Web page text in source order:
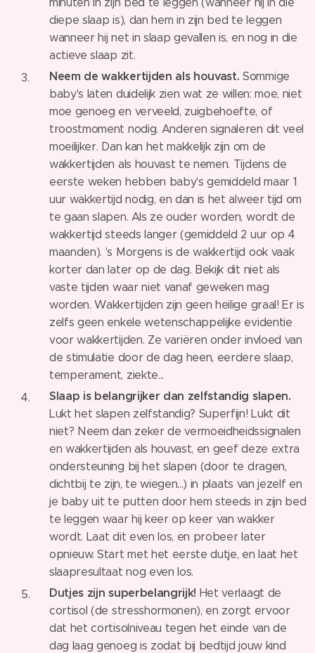
diepe slaap is), dan hem in zijn bed te leggen
wanneer hij net in slaap gevallen is, en nog in die
actieve slaap zit.
Neem de wakkertijden als houvast. Sommige
baby's laten duidelijk zien wat ze willen: moe, niet
moe genoeg en verveeld, zuigbehoefte, of
troostmoment nodig. Anderen signaleren dit veel
moeilijker. Dan kan het makkelijk zijn om de
wakkertijden als houvast te nemen. Tijdens de
eerste weken hebben baby's gemiddeld maar 1
uur wakkertijd nodig, en dan is het alweer tijd om
te gaan slapen.⁠ Als ze ouder worden, wordt de
wakkertijd steeds langer (gemiddeld 2 uur op 4
maanden). 's Morgens is de wakkertijd ook vaak
korter dan later op de dag. Bekijk dit niet als
vaste tijden waar niet vanaf geweken mag
worden. Wakkertijden zijn geen heilige graal! Er is
zelfs geen enkele wetenschappelijke evidentie
voor wakkertijden. Ze variëren onder invloed van
de stimulatie door de dag heen, eerdere slaap,
temperament, ziekte...
Slaap is belangrijker dan zelfstandig slapen.
Lukt het slapen zelfstandig? Superfijn! Lukt dit
niet? Neem dan zeker de vermoeidheidssignalen
en wakkertijden als houvast, en geef deze extra
ondersteuning bij het slapen (door te dragen,
dichtbij te zijn, te wiegen...) in plaats van jezelf en
je baby uit te putten door hem steeds in zijn bed
te leggen waar hij keer op keer van wakker
wordt. Laat dit even los, en probeer later
opnieuw. Start met het eerste dutje, en laat het
slaapresultaat nog even los.
Dutjes zijn superbelangrijk! Het verlaagt de
cortisol (de stresshormonen), en zorgt ervoor
dat het cortisolniveau tegen het einde van de
dag laag genoeg is zodat bij bedtijd jouw kind